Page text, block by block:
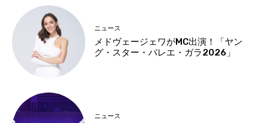
ニュース
メドヴェージェワがMC出演！「ヤン
グ・スター・バレエ・ガラ2026」
ニュース